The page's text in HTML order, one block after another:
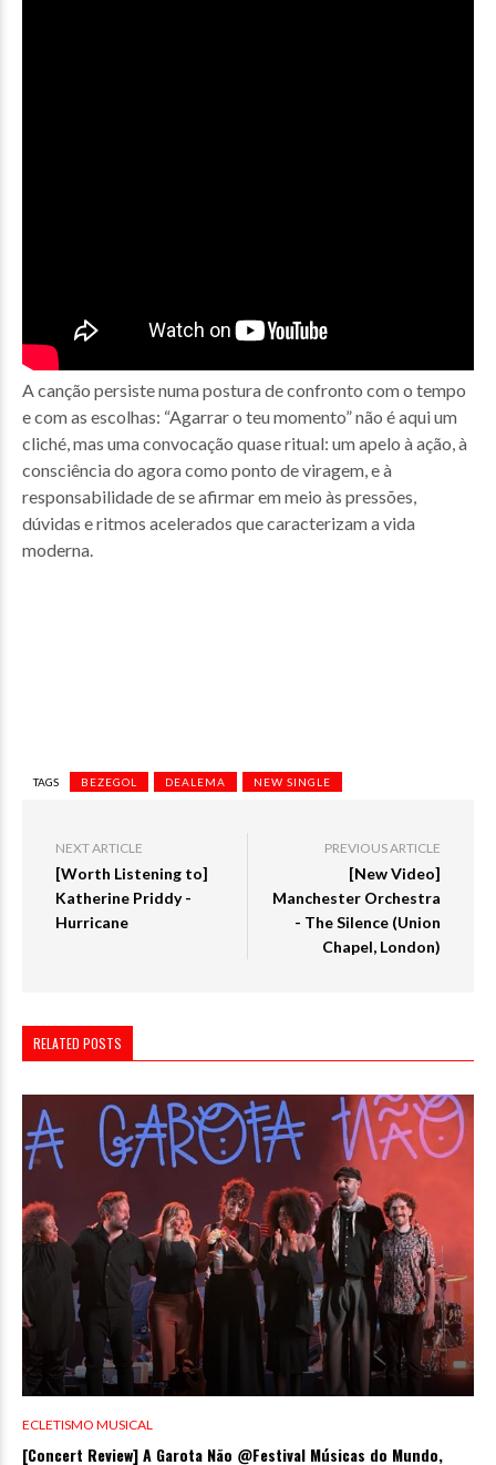
A canção persiste numa postura de confronto com o tempo
e com as escolhas: “Agarrar o teu momento” não é aqui um
cliché, mas uma convocação quase ritual: um apelo à ação, à
consciência do agora como ponto de viragem, e à
responsabilidade de se afirmar em meio às pressões,
dúvidas e ritmos acelerados que caracterizam a vida
moderna.
TAGS BEZEGOL DEALEMA NEW SINGLE
NEXT ARTICLE
[Worth Listening to]
Katherine Priddy -
Hurricane
PREVIOUS ARTICLE
[New Video]
Manchester Orchestra
- The Silence (Union
Chapel, London)
RELATED POSTS
ECLETISMO MUSICAL
[Concert Review] A Garota Não @Festival Músicas do Mundo,